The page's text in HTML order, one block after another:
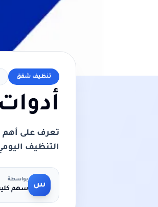
تنظيف شقق
تعرف على أهم
التنظيف
س
بواسطة
سهم